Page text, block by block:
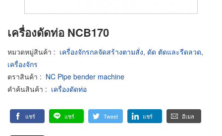
เครื่องดัดท่อ NCB170
หมวดหมู่สินค้า : เครื่องจักรกลจัดสร้างตามสั่ง, ดัด ตัดและรีดลวด,
เครื่องจักร
ตราสินค้า : NC Pipe bender machine
คำค้นสินค้า : เครื่องดัดท่อ
แชร์ แชร์ Tweet แชร์ อีเมล